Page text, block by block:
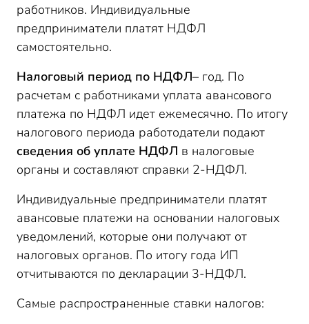
работников. Индивидуальные
предприниматели платят НДФЛ
самостоятельно.
Налоговый период по НДФЛ– год. По
расчетам с работниками уплата авансового
платежа по НДФЛ идет ежемесячно. По итогу
налогового периода работодатели подают
сведения об уплате НДФЛ в налоговые
органы и составляют справки 2-НДФЛ.
Индивидуальные предприниматели платят
авансовые платежи на основании налоговых
уведомлений, которые они получают от
налоговых органов. По итогу года ИП
отчитываются по декларации 3-НДФЛ.
Самые распространенные ставки налогов: